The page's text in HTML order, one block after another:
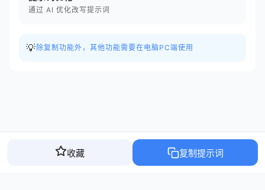
通过 AI 优化改写提示词
💡 除复制功能外，其他功能需要在电脑PC端使用
收藏 复制提示词